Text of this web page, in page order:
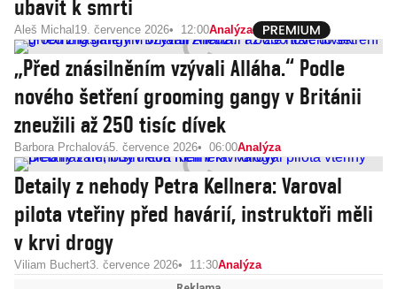
ubavit k smrti
Aleš Michal 19. července 2026 12:00Analýza
„Před znásilněním vzývali Alláha.“ Podle
nového šetření grooming gangy v Británii
zneužili až 250 tisíc dívek
Barbora Prchalová5. července 2026 06:00Analýza
Detaily z nehody Petra Kellnera: Varoval
pilota vteřiny před havárií, instruktoři měli
v krvi drogy
Viliam Buchert3. července 2026 11:30Analýza